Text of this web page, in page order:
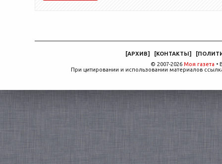
[АРХИВ] [КОНТАКТЫ] [
© 2007-2026 Моя газета •
При цитировании и использовании материалов